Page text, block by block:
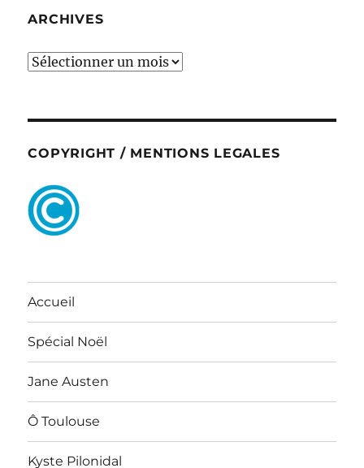
ARCHIVES
ARCHIVES
COPYRIGHT / MENTIONS LEGALES
Accueil
Spécial Noël
Jane Austen
Ô Toulouse
Kyste Pilonidal